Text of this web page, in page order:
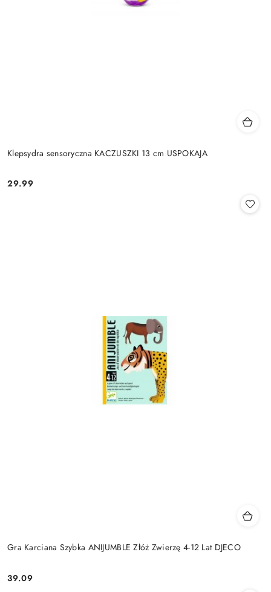
Klepsydra sensoryczna KACZUSZKI 13 cm USPOKAJA
Cena:
29.99
Gra Karciana Szybka ANIJUMBLE Złóż Zwierzę 4-12 Lat DJECO
Cena:
39.09